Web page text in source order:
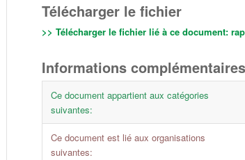
Télécharger le fichier
>> Télécharger le fichier lié à ce document:
Informations complémentaires
Ce document appartient aux catégories
suivantes:
Ce document est lié aux organisations
suivantes: